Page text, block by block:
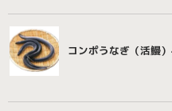
コンポうなぎ（活鰻